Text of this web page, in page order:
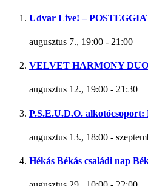
Udvar Live! –
augusztus 7., 19:00 - 21:00
VELVET HARMONY
augusztus 12., 19:00 - 21:30
P.S.E.U.D.O. alkotócsoport:
augusztus 13., 18:00 -
Hékás Békás családi nap